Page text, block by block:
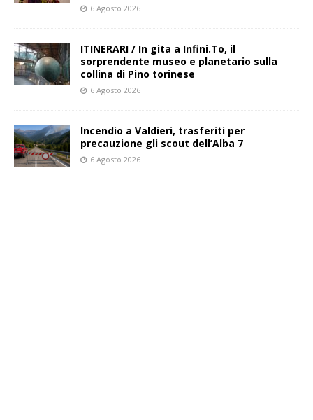
6 Agosto 2026
ITINERARI / In gita a Infini.To, il
sorprendente museo e planetario sulla
collina di Pino torinese
6 Agosto 2026
Incendio a Valdieri, trasferiti per
precauzione gli scout dell’Alba 7
6 Agosto 2026